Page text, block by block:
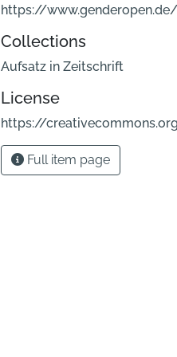
https://
Collections
Aufsatz in Zeitschrift
License
https://
Full item page